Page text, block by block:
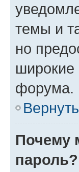
темы и
но
широкие
форума.
Почему
пароль?